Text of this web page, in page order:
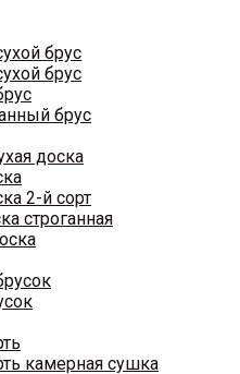
брус
брус
брус
доска
2-й сорт
строганная
камерная сушка